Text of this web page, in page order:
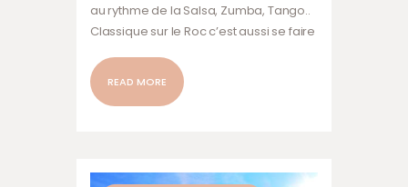
au rythme de la Salsa, Zumba, Tango..
Classique sur le Roc c’est aussi se faire
l’ile. READ MORE